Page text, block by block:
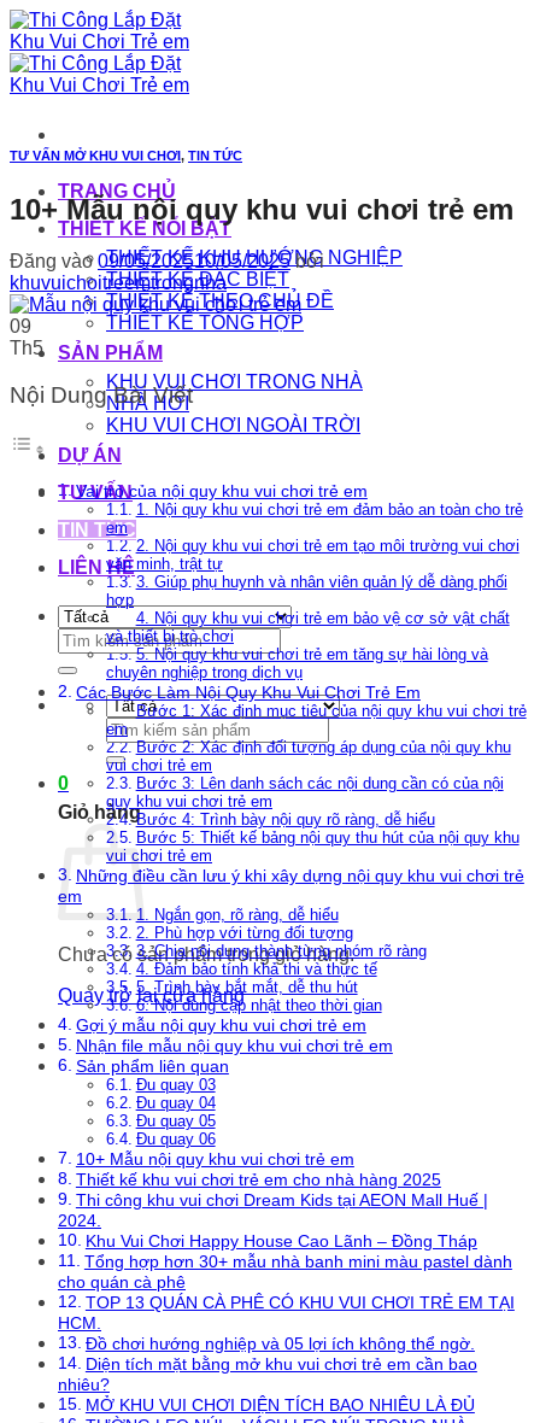
Bỏ
qua
nội
dung
TRANG CHỦ
THIẾT KẾ NỔI BẬT
THIẾT KẾ KHU HƯỚNG NGHIỆP
THIẾT KẾ ĐẶC BIỆT
THIẾT KẾ THEO CHỦ ĐỀ
THIẾT KẾ TỔNG HỢP
SẢN PHẨM
KHU VUI CHƠI TRONG NHÀ
NHÀ HƠI
KHU VUI CHƠI NGOÀI TRỜI
DỰ ÁN
TƯ VẤN
TIN TỨC
LIÊN HỆ
Tìm
kiếm:
Tìm
kiếm:
0
Giỏ hàng
Chưa có sản phẩm trong giỏ hàng.
Quay trở lại cửa hàng
TƯ VẤN MỞ KHU VUI CHƠI, TIN TỨC
10+ Mẫu nội quy khu vui chơi trẻ em
Đăng vào09/05/202510/05/2025 bởi
khuvuichoitreemtrongnha
09
Th5
Nội Dung Bài Viết
Vai trò của nội quy khu vui chơi trẻ em
1. Nội quy khu vui chơi trẻ em đảm bảo an toàn cho trẻ
em
2. Nội quy khu vui chơi trẻ em tạo môi trường vui chơi
văn minh, trật tự
3. Giúp phụ huynh và nhân viên quản lý dễ dàng phối
hợp
4. Nội quy khu vui chơi trẻ em bảo vệ cơ sở vật chất
và thiết bị trò chơi
5. Nội quy khu vui chơi trẻ em tăng sự hài lòng và
chuyên nghiệp trong dịch vụ
Các Bước Làm Nội Quy Khu Vui Chơi Trẻ Em
Bước 1: Xác định mục tiêu của nội quy khu vui chơi trẻ
em
Bước 2: Xác định đối tượng áp dụng của nội quy khu
vui chơi trẻ em
Bước 3: Lên danh sách các nội dung cần có của nội
quy khu vui chơi trẻ em
Bước 4: Trình bày nội quy rõ ràng, dễ hiểu
Bước 5: Thiết kế bảng nội quy thu hút của nội quy khu
vui chơi trẻ em
Những điều cần lưu ý khi xây dựng nội quy khu vui chơi trẻ
em
1. Ngắn gọn, rõ ràng, dễ hiểu
2. Phù hợp với từng đối tượng
3. Chia nội dung thành từng nhóm rõ ràng
4. Đảm bảo tính khả thi và thực tế
5. Trình bày bắt mắt, dễ thu hút
6. Nội dung cập nhật theo thời gian
Gợi ý mẫu nội quy khu vui chơi trẻ em
Nhận file mẫu nội quy khu vui chơi trẻ em
Sản phẩm liên quan
Đu quay 03
Đu quay 04
Đu quay 05
Đu quay 06
10+ Mẫu nội quy khu vui chơi trẻ em
Thiết kế khu vui chơi trẻ em cho nhà hàng 2025
Thi công khu vui chơi Dream Kids tại AEON Mall Huế |
2024.
Khu Vui Chơi Happy House Cao Lãnh – Đồng Tháp
Tổng hợp hơn 30+ mẫu nhà banh mini màu pastel dành
cho quán cà phê
TOP 13 QUÁN CÀ PHÊ CÓ KHU VUI CHƠI TRẺ EM TẠI
HCM.
Đồ chơi hướng nghiệp và 05 lợi ích không thể ngờ.
Diện tích mặt bằng mở khu vui chơi trẻ em cần bao
nhiêu?
MỞ KHU VUI CHƠI DIỆN TÍCH BAO NHIÊU LÀ ĐỦ